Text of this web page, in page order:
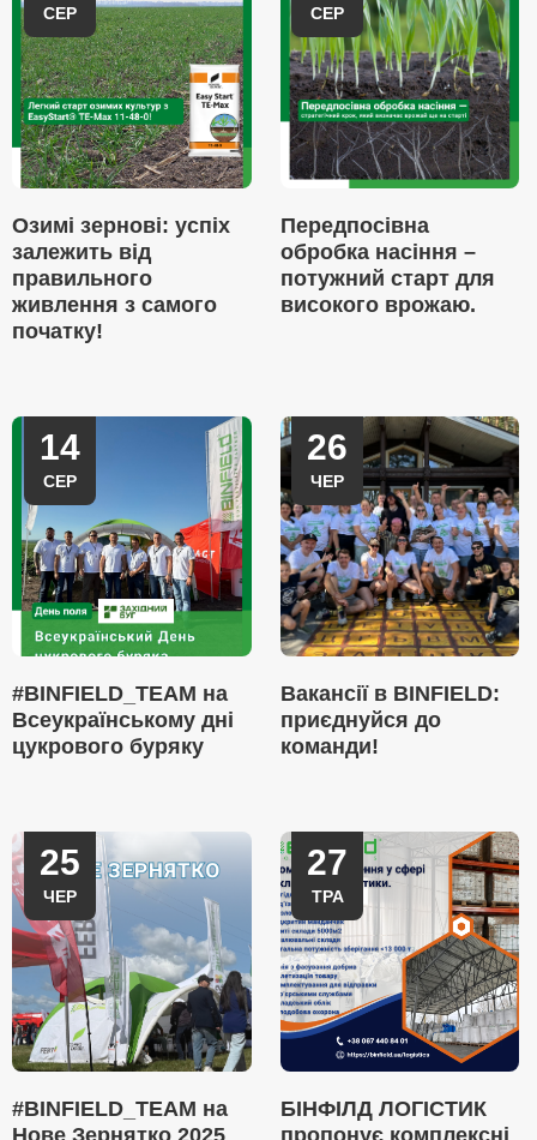
СЕР
Озимі зернові: успіх
залежить від
правильного
живлення з самого
початку!
СЕР
Передпосівна
обробка насіння –
потужний старт для
високого врожаю.
14
СЕР
#BINFIELD_TEAM на
Всеукраїнському дні
цукрового буряку
26
ЧЕР
Вакансії в BINFIELD:
приєднуйся до
команди!
25
ЧЕР
#BINFIELD_TEAM на
Нове Зернятко 2025
27
ТРА
БІНФІЛД ЛОГІСТИК
пропонує комплексні